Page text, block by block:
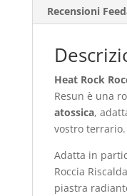
Recensioni
Heat Rock
Resun è una
atossica,
vostro terrario.
Adatta in
Roccia
piastra